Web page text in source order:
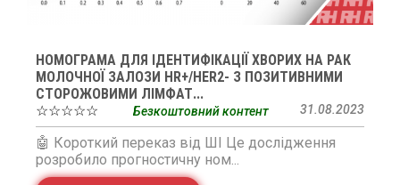
НОМОГРАМА ДЛЯ ІДЕНТИФІКАЦІЇ ХВОРИХ НА РАК
МОЛОЧНОЇ ЗАЛОЗИ HR+/HER2- З ПОЗИТИВНИМИ
СТОРОЖОВИМИ ЛІМФАТ...
☆☆☆☆☆
31.08.2023
Безкоштовний контент
🤖 Короткий переказ від ШІ Це дослідження
розробило прогностичну ном...